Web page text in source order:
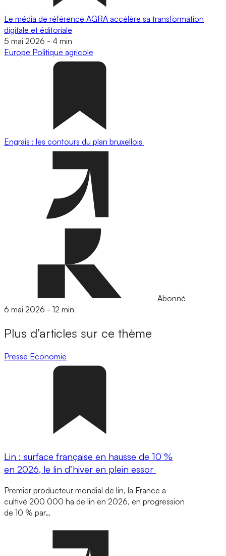
Le média de référence AGRA accélère sa transformation
digitale et éditoriale
5 mai 2026 - 4 min
Europe Politique agricole
Engrais : les contours du plan bruxellois
Abonné
6 mai 2026 - 12 min
Plus d’articles sur ce thème
Presse Economie
Lin : surface française en hausse de 10 %
en 2026, le lin d’hiver en plein essor
Premier producteur mondial de lin, la France a
cultivé 200 000 ha de lin en 2026, en progression
de 10 % par…